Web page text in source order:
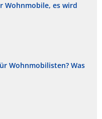
Wohnmobile, es wird
Wohnmobilisten? Was